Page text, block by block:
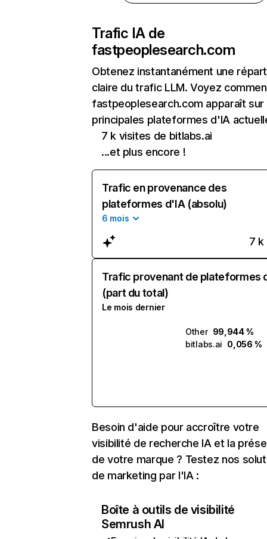
Trafic IA de
fastpeoplesearch.com
Obtenez instantanément une
claire du trafic LLM. Voyez
fastpeoplesearch.com apparaît sur
principales plateformes d'IA
7 k visites de bitlabs.ai
...et plus encore !
Trafic en provenance des
plateformes d'IA (absolu)
6 mois
7 k
Trafic provenant de plateformes
(part du total)
Le mois dernier
Other 99,944 %
bitlabs.ai 0,056 %
Besoin d'aide pour accroître votre
visibilité de recherche IA et la
de votre marque ? Testez nos
de marketing par l'IA :
Boîte à outils de visibilité
Semrush AI